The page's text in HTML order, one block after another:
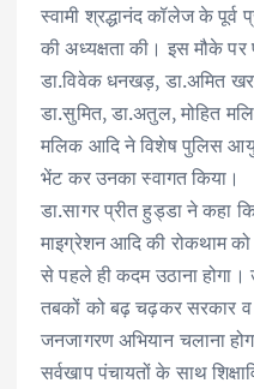
स्वामी श्रद्धानंद कॉलेज के पूर्व
की अध्यक्षता की। इस मौके पर
डा.विवेक धनखड़, डा.अमित
डा.सुमित, डा.अतुल, मोहित
मलिक आदि ने विशेष पुलिस
भेंट कर उनका स्वागत किया।
डा.सागर प्रीत हुड्डा ने कहा
माइग्रेशन आदि की रोकथाम
से पहले ही कदम उठाना
तबकों को बढ़ चढ़कर सरकार
जनजागरण अभियान चलाना
सर्वखाप पंचायतों के साथ